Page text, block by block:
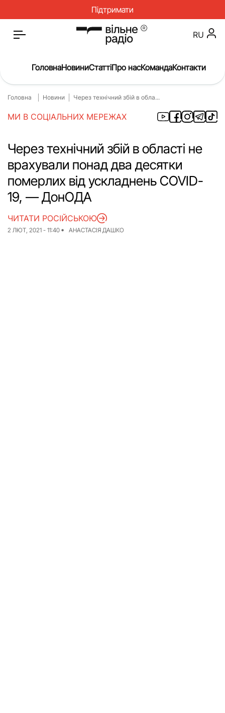
Підтримати
Головна
Окупація
Про нас
Війна
Гроші
Освіта
Інструкції
Медицина
ЖКГ
RU
ГоловнаНовиниСтаттіПро насКомандаКонтакти
Головна Новини Через технічний збій в обла...
МИ В СОЦІАЛЬНИХ МЕРЕЖАХ
Через технічний збій в області не
врахували понад два десятки
померлих від ускладнень COVID-
19, — ДонОДА
2 ЛЮТ, 2021 - 11:40 АНАСТАСІЯ ДАШКО
ЧИТАТИ РОСІЙСЬКОЮ